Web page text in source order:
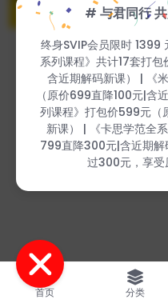
❅
❅
❅
Copyright © 202351
本站支持课程资源互换，优
赣ICP备
首页 分类
# 与君同行
终身SVIP会员限时 1399
系列课程》共计17套打
含近期解码新课） | 《
（原价699直降100元|含
列课程》打包价599元
新课） | 《卡思学范全
799直降300元|含近期解
过300元，享受
300元|含近期解码新
300元，享受原价7折